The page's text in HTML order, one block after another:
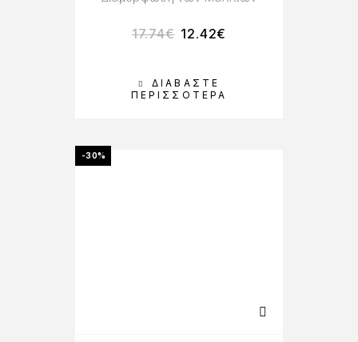
ΔΙΑΒΆΣΤΕ
ΠΕΡΙΣΣΌΤΕΡΑ
17.74€ 12.42€
-30%